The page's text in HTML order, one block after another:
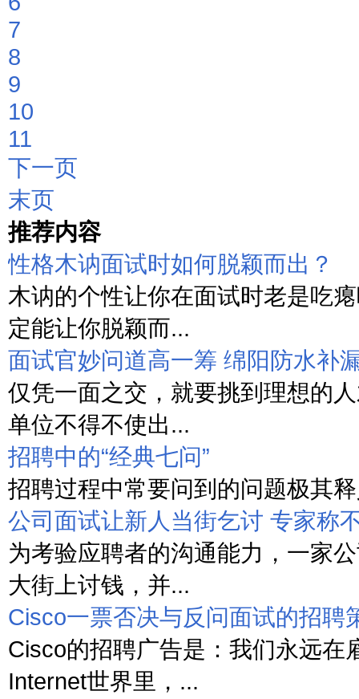
7
8
9
10
11
下一页
末页
推荐内容
性格木讷面试时如何脱颖而出？
木讷的个性让你在面试时老是吃
定能让你脱颖而...
面试官妙问道高一筹 绵阳防水补
仅凭一面之交，就要挑到理想的
单位不得不使出...
招聘中的“经典七问”
招聘过程中常要问到的问题极其
公司面试让新人当街乞讨 专家称
为考验应聘者的沟通能力，一家
大街上讨钱，并...
Cisco一票否决与反问面试的招聘
Cisco的招聘广告是：我们永远在
Internet世界里，...